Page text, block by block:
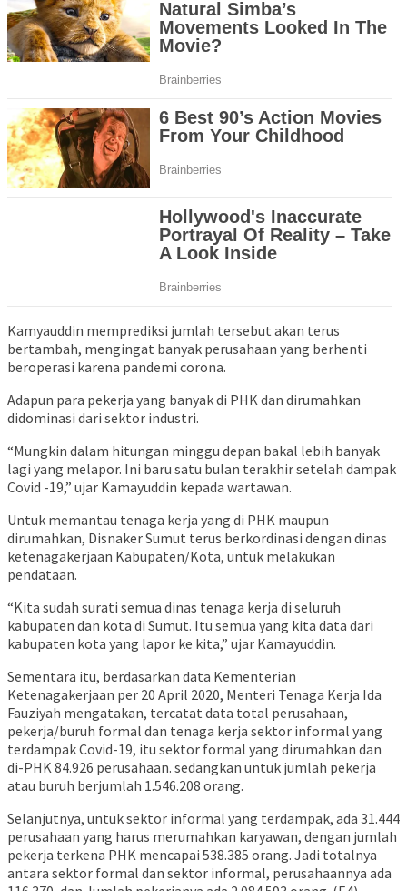
Kamyauddin memprediksi jumlah tersebut akan terus
bertambah, mengingat banyak perusahaan yang berhenti
beroperasi karena pandemi corona.
Adapun para pekerja yang banyak di PHK dan dirumahkan
didominasi dari sektor industri.
“Mungkin dalam hitungan minggu depan bakal lebih banyak
lagi yang melapor. Ini baru satu bulan terakhir setelah dampak
Covid -19,” ujar Kamayuddin kepada wartawan.
Untuk memantau tenaga kerja yang di PHK maupun
dirumahkan, Disnaker Sumut terus berkordinasi dengan dinas
ketenagakerjaan Kabupaten/Kota, untuk melakukan
pendataan.
“Kita sudah surati semua dinas tenaga kerja di seluruh
kabupaten dan kota di Sumut. Itu semua yang kita data dari
kabupaten kota yang lapor ke kita,” ujar Kamayuddin.
Sementara itu, berdasarkan data Kementerian
Ketenagakerjaan per 20 April 2020, Menteri Tenaga Kerja Ida
Fauziyah mengatakan, tercatat data total perusahaan,
pekerja/buruh formal dan tenaga kerja sektor informal yang
terdampak Covid-19, itu sektor formal yang dirumahkan dan
di-PHK 84.926 perusahaan. sedangkan untuk jumlah pekerja
atau buruh berjumlah 1.546.208 orang.
Selanjutnya, untuk sektor informal yang terdampak, ada 31.444
perusahaan yang harus merumahkan karyawan, dengan jumlah
pekerja terkena PHK mencapai 538.385 orang. Jadi totalnya
antara sektor formal dan sektor informal, perusahaannya ada